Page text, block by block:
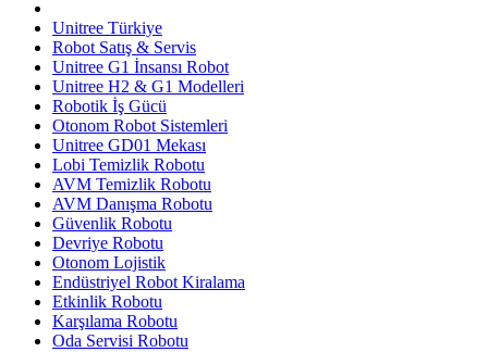
Unitree Türkiye
Robot Satış & Servis
Unitree G1 İnsansı Robot
Unitree H2 & G1 Modelleri
Robotik İş Gücü
Otonom Robot Sistemleri
Unitree GD01 Mekası
Lobi Temizlik Robotu
AVM Temizlik Robotu
AVM Danışma Robotu
Güvenlik Robotu
Devriye Robotu
Otonom Lojistik
Endüstriyel Robot Kiralama
Etkinlik Robotu
Karşılama Robotu
Oda Servisi Robotu